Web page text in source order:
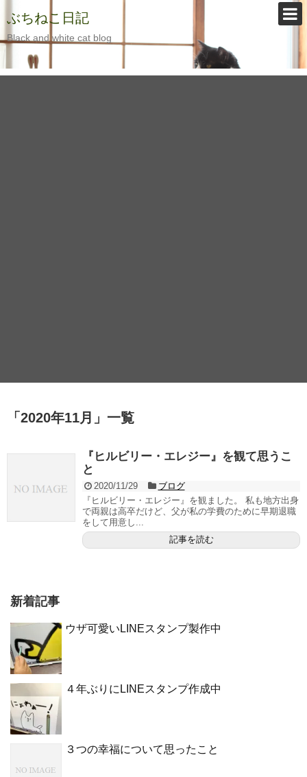
ぶちねこ日記
Black and white cat blog
「 2020年11月 」 一覧
『ヒルビリー・エレジー』を観て思うこ
と
2020/11/29
ブログ
『ヒルビリー・エレジー』を観ました。 私も地方出身
で両親は高卒だけど、父が私の学費のために早期退職
をして用意し...
記事を読む
新着記事
ウザ可愛いLINEスタンプ製作中
４年ぶりにLINEスタンプ作成中
３つの幸福について思ったこと